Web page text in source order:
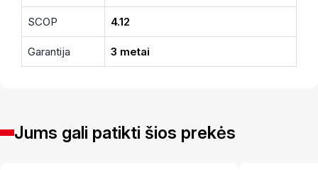
SCOP 4.12
Garantija 3 metai
Jums gali patikti šios prekės